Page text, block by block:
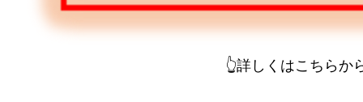
👆詳しくはこちらか